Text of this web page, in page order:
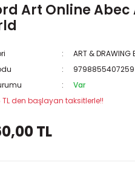
Art Online
ART & DRAWING
9798855407259
Var
TL den başlayan taksitlerle!!
TL